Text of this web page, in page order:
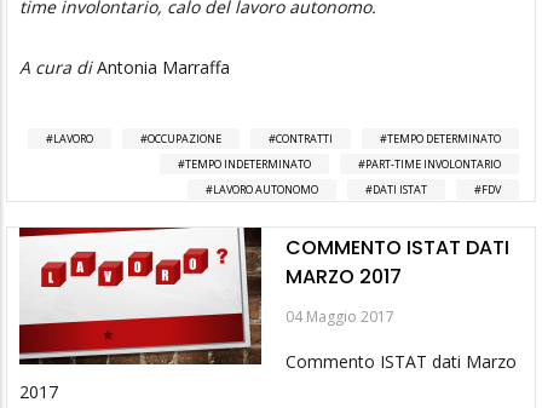
time involontario, calo del lavoro autonomo.
A cura diAntonia Marraffa
LAVORO OCCUPAZIONE CONTRATTI
TEMPO DETERMINATO
TEMPO INDETERMINATO
PART-TIME INVOLONTARIO
LAVORO AUTONOMO
DATI ISTAT FDV
COMMENTO ISTAT DATI
MARZO 2017
04 Maggio 2017
Commento ISTAT dati Marzo
2017